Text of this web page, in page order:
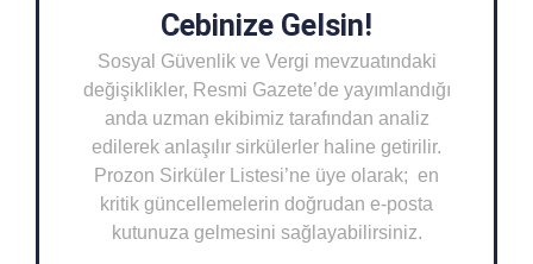
Cebinize Gelsin!
Sosyal Güvenlik ve Vergi mevzuatındaki
değişiklikler, Resmi Gazete’de yayımlandığı
anda uzman ekibimiz tarafından analiz
edilerek anlaşılır sirkülerler haline getirilir.
Prozon Sirküler Listesi’ne üye olarak; en
kritik güncellemelerin doğrudan e-posta
kutunuza gelmesini sağlayabilirsiniz.